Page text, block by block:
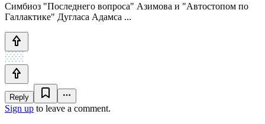
Симбиоз "Последнего вопроса" Азимова и "Автостопом по
Галлактике" Дугласа Адамса ...
Reply
Sign up to leave a comment.